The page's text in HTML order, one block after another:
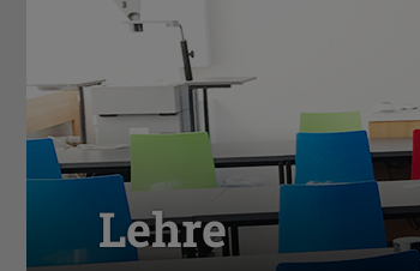
Lehre